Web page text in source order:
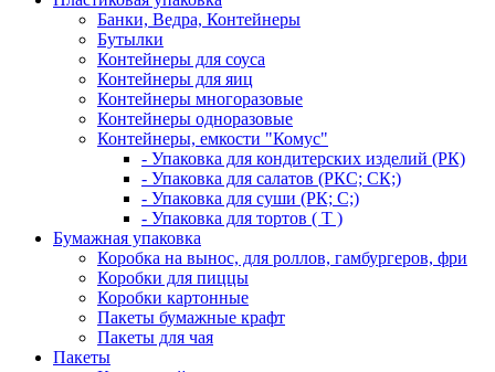
Банки, Ведра, Контейнеры
Бутылки
Контейнеры для соуса
Контейнеры для яиц
Контейнеры многоразовые
Контейнеры одноразовые
Контейнеры, емкости "Комус"
- Упаковка для кондитерских изделий (РК)
- Упаковка для салатов (РКС; СК;)
- Упаковка для суши (РК; С;)
- Упаковка для тортов ( Т )
Бумажная упаковка
Коробка на вынос, для роллов, гамбургеров, фри
Коробки для пиццы
Коробки картонные
Пакеты бумажные крафт
Пакеты для чая
Пакеты